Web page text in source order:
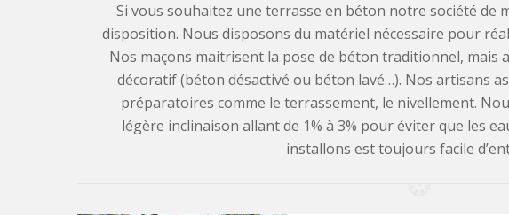
Si vous souhaitez une terrasse en béton notre société de
disposition. Nous disposons du matériel nécessaire pour
Nos maçons maitrisent la pose de béton traditionnel, mais
décoratif (béton désactivé ou béton lavé…). Nos artisans
préparatoires comme le terrassement, le nivellement.
légère inclinaison allant de 1% à 3% pour éviter que les
installons est toujours facile